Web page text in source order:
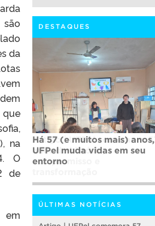
são
da
na
O
de
em
DESTAQUES
Há 57 (e muitos mais) anos,
UFPel muda vidas em seu
entorno
ÚLTIMAS NOTÍCIAS